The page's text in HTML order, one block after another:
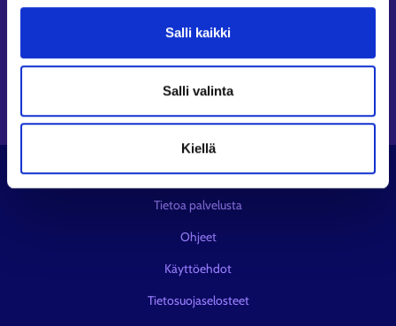
Salli kaikki
Salli valinta
Kiellä
LinkedIn⁠
Youtube⁠
© KEHA-keskus
Tietoa palvelusta
Ohjeet
Käyttöehdot
Tietosuojaselosteet